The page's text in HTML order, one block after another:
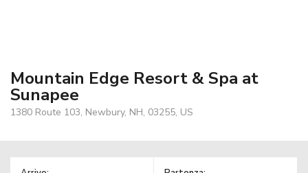
Mountain Edge Resort & Spa at
Sunapee
1380 Route 103, Newbury, NH, 03255, US